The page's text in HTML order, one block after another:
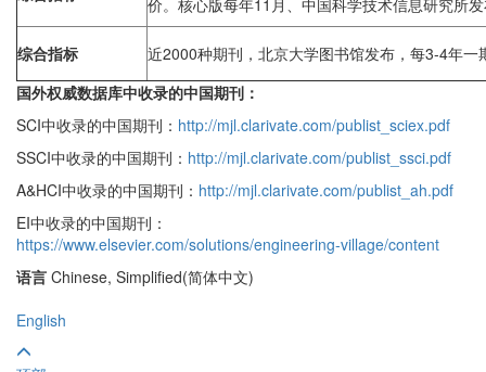
价。核心版每年11月、中国科学技术信息研究所
综合指标
近2000种期刊，北京大学图书馆发布，每3-4年一
国外权威数据库中收录的中国期刊：
SCI中收录的中国期刊： http://mjl.clarivate.com/publist_sciex.pdf
SSCI中收录的中国期刊： http://mjl.clarivate.com/publist_ssci.pdf
A&HCI中收录的中国期刊： http://mjl.clarivate.com/publist_ah.pdf
EI中收录的中国期刊：
https://www.elsevier.com/solutions/engineering-village/content
语言 Chinese, Simplified(简体中文)
English